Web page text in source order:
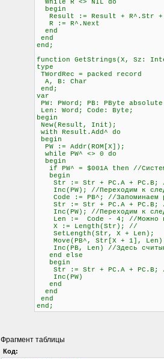
While R <> NIL do
begin
Result := Result + R^.Str +
R := R^.Next
end
end
end;
function GetStrings(X, Sz:
type
TWordRec = packed record
A, B: Char
end;
var
PW: PWord; PB: PByte
Len: Word; Code: Byte;
begin
New(Result, Init);
with Result.Add^ do
begin
PW := Addr(ROM[X]);
while PW^ <> 0 do
begin
if PW^ = $001A then //
begin
Str := Str + PC.A + PC.B; //
Inc(PW); //Переходим к
Code := PB^; //Запоминаем
Str := Str + PC.A + PC.B; //
Inc(PW); //Переходим к
Len := Code - 4; //Можно
X := Length(Str); //
SetLength(Str, X +
Move(PB^, Str[X + 1],
Inc(PB, Len) //Здесь
end else
begin
Str := Str + PC.A + PC.B; //
Inc(PW)
end
end
end
end;
Фрагмент таблицы
Код: